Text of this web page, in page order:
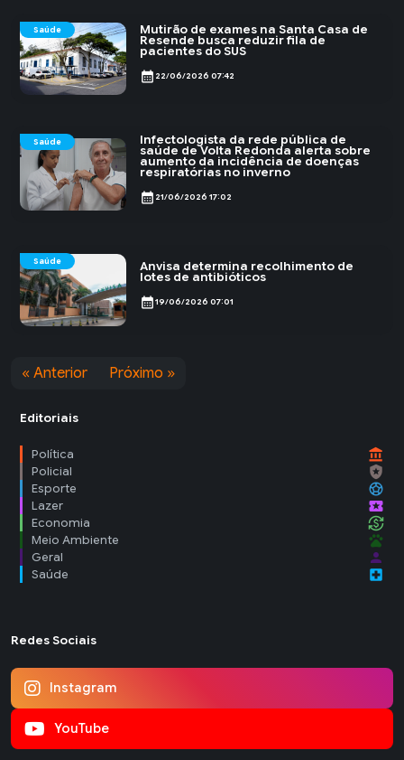
Saúde Mutirão de exames na Santa Casa de
Resende busca reduzir fila de
pacientes do SUS
calendar_month 22/06/2026 07:42
Saúde Infectologista da rede pública de
saúde de Volta Redonda alerta sobre
aumento da incidência de doenças
respiratórias no inverno
calendar_month 21/06/2026 17:02
Saúde Anvisa determina recolhimento de
lotes de antibióticos
calendar_month19/06/2026 07:01
« Anterior Próximo »
Editoriais
Política account_balance
Policial local_police
Esporte sports_soccer
Lazer local_activity
Economia currency_exchange
Meio Ambiente pets
Geral person
Saúde local_hospital
Redes Sociais
Instagram
YouTube